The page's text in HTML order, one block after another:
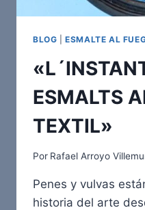
BLOG |ESMALTE AL
ESMALTS
TEXTIL»
Por Rafael Arroyo
Penes y vulvas
historia del arte